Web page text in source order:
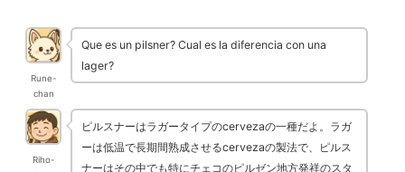
Rune-
chan
Que es un pilsner? Cual es la diferencia con una
lager?
Riho-
ピルスナーはラガータイプのcervezaの一種だよ。ラガ
ーは低温で長期間熟成させるcervezaの製法で、ピルス
ナーはその中でも特にチェコのピルゼン地方発祥のスタ